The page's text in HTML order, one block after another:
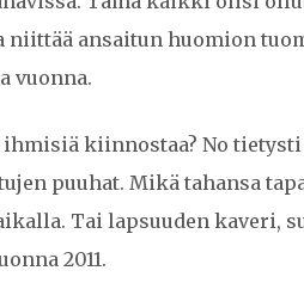
niittää ansaitun huomion
vuonna.
kiinnostaa? No
puuhat. Mikä tahansa
Tai lapsuuden kaveri,
2011.